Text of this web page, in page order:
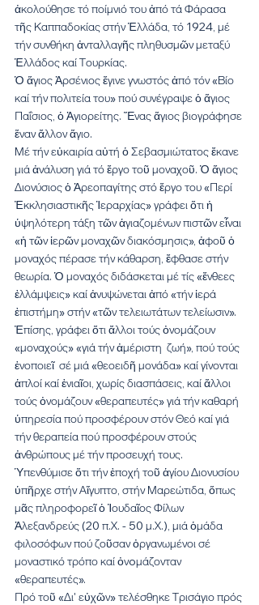
ἀκολούθησε τό ποίμνιό του ἀπό τά Φάρασα
τῆς Καππαδοκίας στήν Ἑλλάδα, τό 1924, μέ
τήν συνθήκη ἀνταλλαγῆς πληθυσμῶν μεταξύ
Ἑλλάδος καί Τουρκίας.
Ὁ ἅγιος Ἀρσένιος ἔγινε γνωστός ἀπό τόν «Βίο
καί τήν πολιτεία του» πού συνέγραψε ὁ ἅγιος
Παΐσιος, ὁ Ἁγιορείτης. Ἕνας ἅγιος βιογράφησε
ἕναν ἄλλον ἅγιο.
Μέ τήν εὐκαιρία αὐτή ὁ Σεβασμιώτατος ἔκανε
μιά ἀνάλυση γιά τό ἔργο τοῦ μοναχοῦ. Ὁ ἅγιος
Διονύσιος ὁ Ἀρεοπαγίτης στό ἔργο του «Περί
Ἐκκλησιαστικῆς Ἱεραρχίας» γράφει ὅτι ἡ
ὑψηλότερη τάξη τῶν ἁγιαζομένων πιστῶν εἶναι
«ἡ τῶν ἱερῶν μοναχῶν διακόσμησις», ἀφοῦ ὁ
μοναχός πέρασε τήν κάθαρση, ἔφθασε στήν
θεωρία. Ὁ μοναχός διδάσκεται μέ τίς «ἔνθεες
ἐλλάμψεις» καί ἀνυψώνεται ἀπό «τήν ἱερά
ἐπιστήμη» στήν «τῶν τελειωτάτων τελείωσιν».
Ἐπίσης, γράφει ὅτι ἄλλοι τούς ὀνομάζουν
«μοναχούς» «γιά τήν ἀμέριστη  ζωή», πού τούς
ἑνοποιεῖ  σέ μιά «θεοειδῆ μονάδα» καί γίνονται
ἁπλοί καί ἑνιαῖοι, χωρίς διασπάσεις, καί ἄλλοι
τούς ὀνομάζουν «θεραπευτές» γιά τήν καθαρή
ὑπηρεσία πού προσφέρουν στόν Θεό καί γιά
τήν θεραπεία πού προσφέρουν στούς
ἀνθρώπους μέ τήν προσευχή τους.
Ὑπενθύμισε ὅτι τήν ἐποχή τοῦ ἁγίου Διονυσίου
ὑπῆρχε στήν Αἴγυπτο, στήν Μαρεώτιδα, ὅπως
μᾶς πληροφορεῖ ὁ Ἰουδαῖος Φίλων
Ἀλεξανδρεύς (20 π.Χ. - 50 μ.Χ.), μιά ὁμάδα
φιλοσόφων πού ζοῦσαν ὀργανωμένοι σέ
μοναστικό τρόπο καί ὀνoμάζονταν
«θεραπευτές».
Πρό τοῦ «Δι' εὐχῶν» τελέσθηκε Τρισάγιο πρός